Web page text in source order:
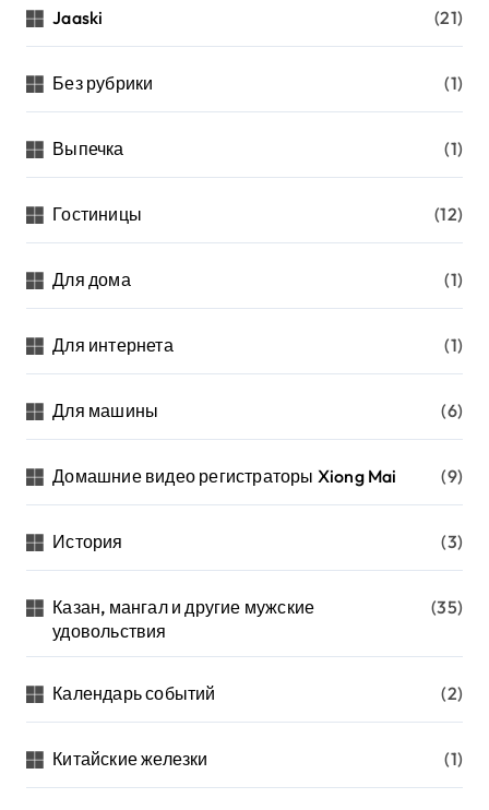
Jaaski (21)
Без рубрики (1)
Выпечка (1)
Гостиницы (12)
Для дома (1)
Для интернета (1)
Для машины (6)
Домашние видео регистраторы Xiong Mai (9)
История (3)
Казан, мангал и другие мужские
удовольствия
(35)
Календарь событий (2)
Китайские железки (1)